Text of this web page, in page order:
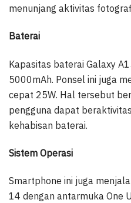
menunjang aktivitas
Baterai
Kapasitas baterai Galaxy
5000mAh. Ponsel ini juga
cepat 25W. Hal tersebut
pengguna dapat
kehabisan baterai.
Sistem Operasi
Smartphone ini juga
14 dengan antarmuka One